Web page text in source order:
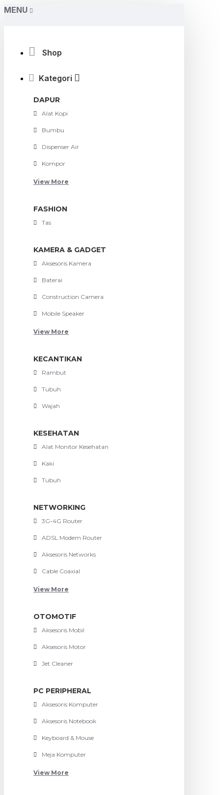
MENU
Shop
Kategori
DAPUR
Alat Kopi
Bumbu
Dispenser Air
Kompor
View More
FASHION
Tas
KAMERA & GADGET
Aksesoris Kamera
Baterai
Construction Camera
Mobile Speaker
View More
KECANTIKAN
Rambut
Tubuh
Wajah
KESEHATAN
Alat Monitor Kesehatan
Kaki
Tubuh
NETWORKING
3G-4G Router
ADSL Modem Router
Aksesoris Networks
Cable Coaxial
View More
OTOMOTIF
Aksesoris Mobil
Aksesoris Motor
Jet Cleaner
PC PERIPHERAL
Aksesoris Komputer
Aksesoris Notebook
Keyboard & Mouse
Meja Komputer
View More